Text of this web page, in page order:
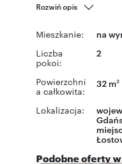
Rozwiń opis
Mieszkanie: na
Liczba
pokoi:
2
Powierzchni
a całkowita:
32 m2
Lokalizacja:
Podobne oferty